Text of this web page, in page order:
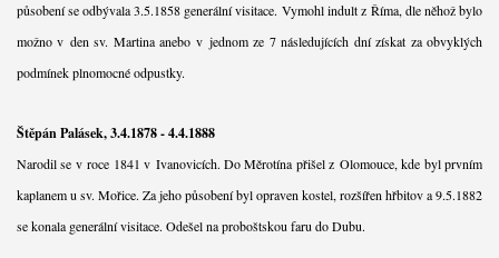
působení se odbývala 3.5.1858 generální visitace. Vymohl indult z Říma, dle něhož bylo
možno v den sv. Martina anebo v jednom ze 7 následujících dní získat za obvyklých
podmínek plnomocné odpustky.
Štěpán Palásek, 3.4.1878 - 4.4.1888
Narodil se v roce 1841 v Ivanovicích. Do Měrotína přišel z Olomouce, kde byl prvním
kaplanem u sv. Mořice. Za jeho působení byl opraven kostel, rozšířen hřbitov a 9.5.1882
se konala generální visitace. Odešel na proboštskou faru do Dubu.